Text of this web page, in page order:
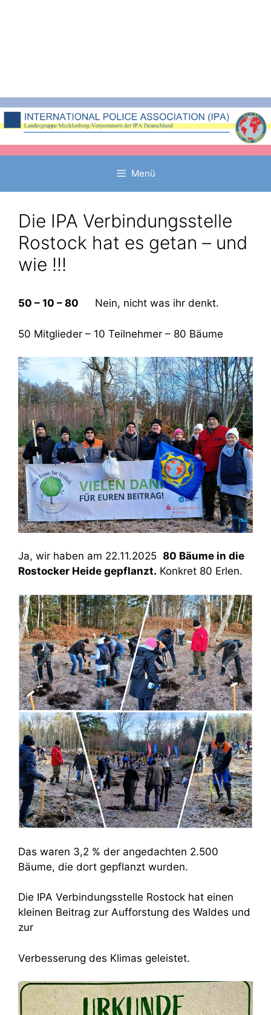
Menü
Die IPA Verbindungsstelle
Rostock hat es getan – und
wie !!!
50 – 10 – 80 Nein, nicht was ihr denkt.
50 Mitglieder – 10 Teilnehmer – 80 Bäume
Ja, wir haben am 22.11.2025 80 Bäume in die
Rostocker Heide gepflanzt. Konkret 80 Erlen.
Das waren 3,2 % der angedachten 2.500
Bäume, die dort gepflanzt wurden.
Die IPA Verbindungsstelle Rostock hat einen
kleinen Beitrag zur Aufforstung des Waldes und
zur
Verbesserung des Klimas geleistet.